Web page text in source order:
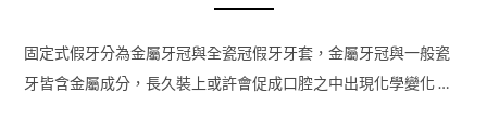
固定式假牙分為金屬牙冠與全瓷冠假牙牙套，金屬牙冠與一般瓷
牙皆含金屬成分，長久裝上或許會促成口腔之中出現化學變化 …